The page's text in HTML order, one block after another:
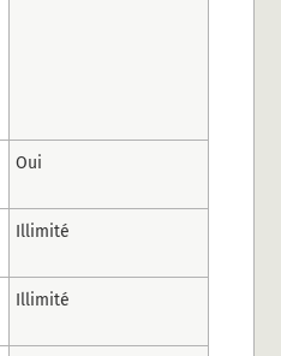
Oui
Illimité
Illimité